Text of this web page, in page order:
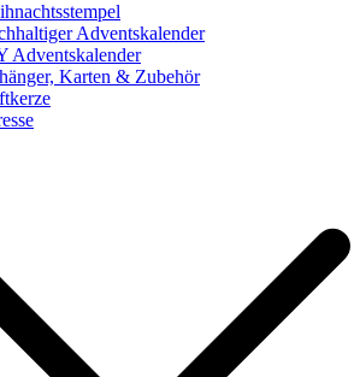
Adventskalender
Adventskalender
Karten & Zubehör